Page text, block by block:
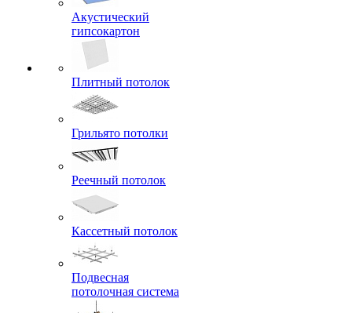
Акустический
гипсокартон
Плитный потолок
Грильято потолки
Реечный потолок
Кассетный потолок
Подвесная
потолочная система